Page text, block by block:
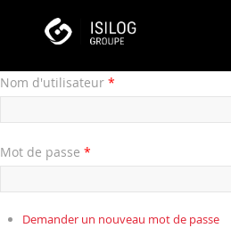
Nom d'utilisateur *
Mot de passe *
Demander un nouveau mot de passe